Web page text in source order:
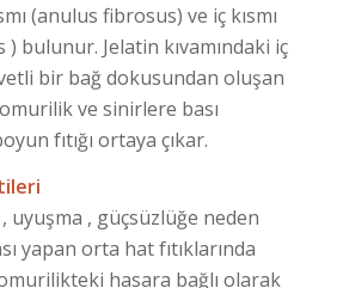
(anulus fibrosus) ve iç kısmı
bulunur. Jelatin kıvamındaki iç
bir bağ dokusundan oluşan
omurilik ve sinirlere bası
fıtığı ortaya çıkar.
, uyuşma , güçsüzlüğe neden
yapan orta hat fıtıklarında
hasara bağlı olarak